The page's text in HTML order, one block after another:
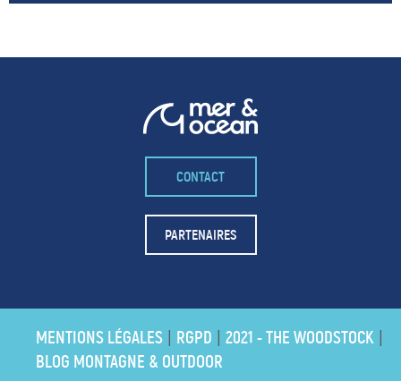
– FACEBOOK –
POUR LIKER
TA MER
CONTACT
PARTENAIRES
MENTIONS LÉGALES RGPD 2021 - THE WOODSTOCK
BLOG MONTAGNE & OUTDOOR